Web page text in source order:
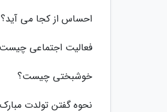
احساس از کجا می آید؟
فعالیت اجتماعی
خوشبختی چیست؟
نحوه گفتن تولدت مبارک به 25 زبان